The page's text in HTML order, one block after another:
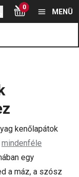
0
MENÜ
kenőlapátok
mindenféle
egy
a máz, a szósz